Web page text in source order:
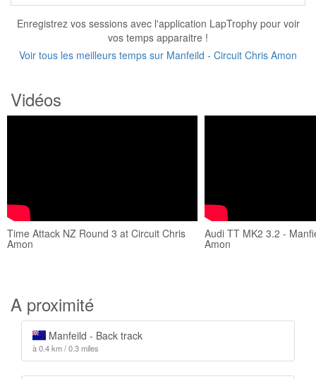
Enregistrez vos sessions avec l'application LapTrophy pour voir
vos temps apparaitre !
Voir tous les meilleurs temps sur Manfeild - Circuit Chris Amon
Vidéos
Time Attack NZ Round 3 at Circuit Chris
Amon
Audi TT MK2 3.2 -
Amon
A proximité
Manfeild - Back track
à 0.4 km / 0.3 miles